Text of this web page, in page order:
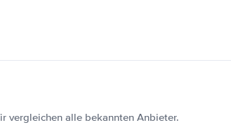
vergleichen alle bekannten Anbieter.